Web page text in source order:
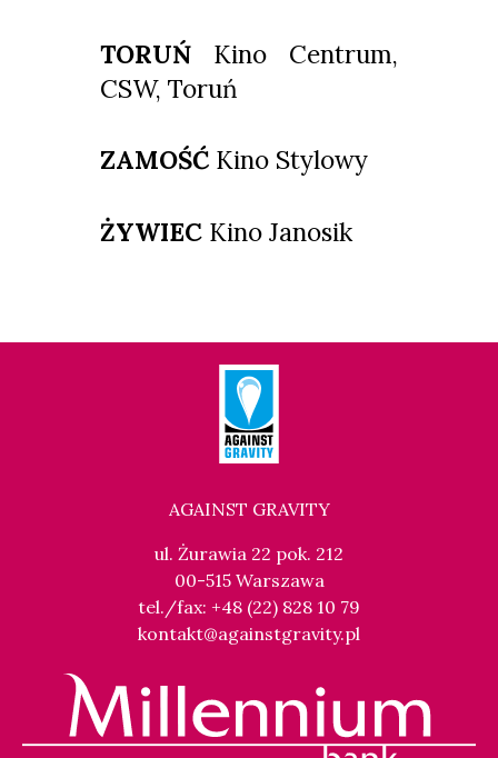
TORUŃKino Centrum,
CSW, Toruń
ZAMOŚĆKino Stylowy
ŻYWIECKino Janosik
AGAINST GRAVITY
ul. Żurawia 22 pok. 212
00-515 Warszawa
tel./fax: +48 (22) 828 10 79
kontakt@againstgravity.pl